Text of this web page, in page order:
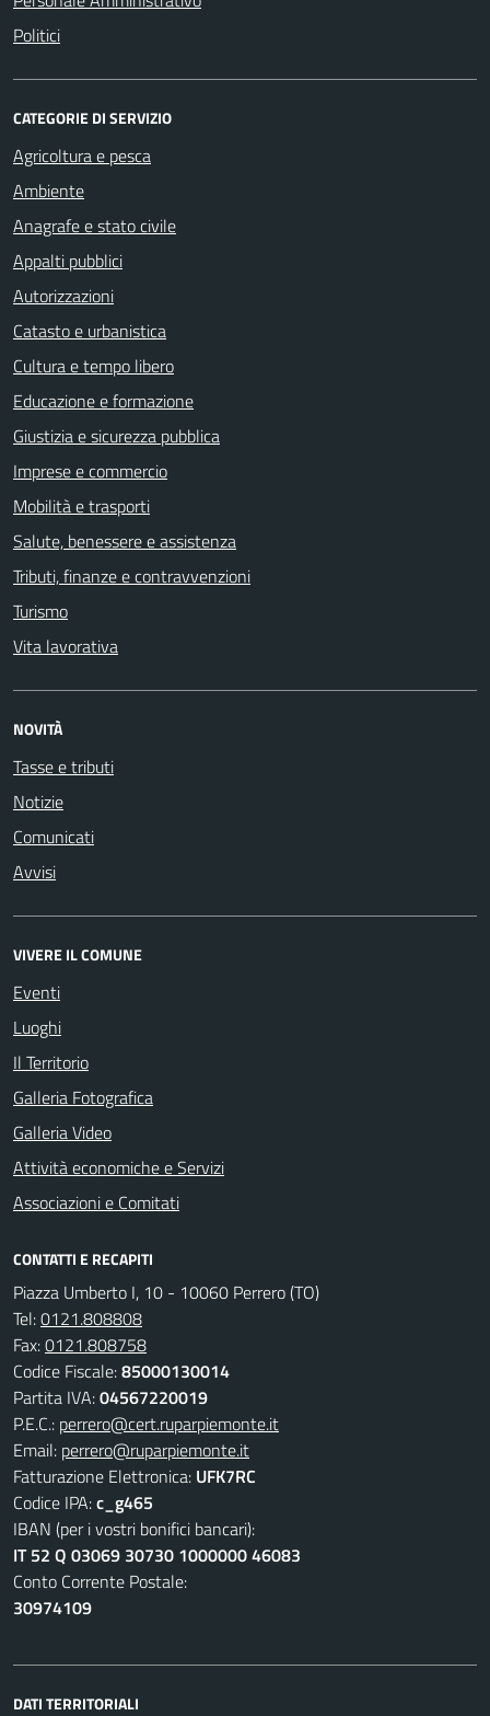
Politici
CATEGORIE DI SERVIZIO
Agricoltura e pesca
Ambiente
Anagrafe e stato civile
Appalti pubblici
Autorizzazioni
Catasto e urbanistica
Cultura e tempo libero
Educazione e formazione
Giustizia e sicurezza pubblica
Imprese e commercio
Mobilità e trasporti
Salute, benessere e assistenza
Tributi, finanze e contravvenzioni
Turismo
Vita lavorativa
NOVITÀ
Tasse e tributi
Notizie
Comunicati
Avvisi
VIVERE IL COMUNE
Eventi
Luoghi
Il Territorio
Galleria Fotografica
Galleria Video
Attività economiche e Servizi
Associazioni e Comitati
CONTATTI E RECAPITI
Piazza Umberto I, 10 - 10060 Perrero (TO)
Tel:0121.808808
Fax:0121.808758
Codice Fiscale:85000130014
Partita IVA:04567220019
P.E.C.: perrero@cert.ruparpiemonte.it
Email: perrero@ruparpiemonte.it
Fatturazione Elettronica: UFK7RC
Codice IPA:c_g465
IBAN (per i vostri bonifici bancari):
IT 52 Q 03069 30730 1000000 46083
Conto Corrente Postale:
30974109
DATI TERRITORIALI